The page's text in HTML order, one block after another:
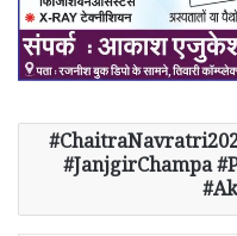
#JanjgirChampa